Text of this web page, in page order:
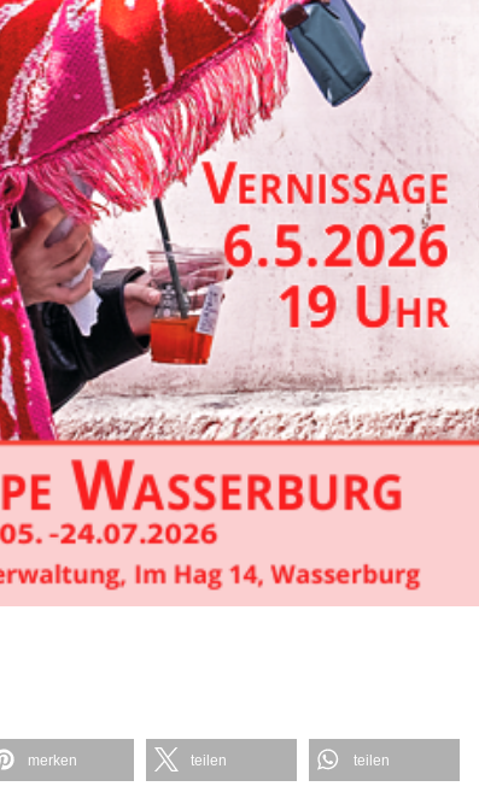
merken teilen teilen